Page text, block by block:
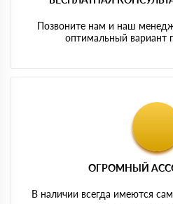
Позвоните нам и наш
оптимальный
ОГРОМНЫЙ
В наличии всегда имеются